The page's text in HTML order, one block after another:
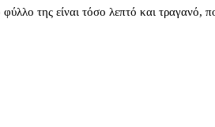
της είναι τόσο λεπτό και τραγανό,